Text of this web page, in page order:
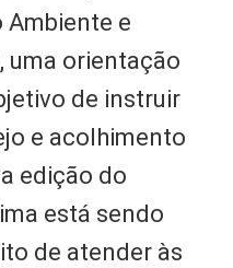
Ambiente e
uma orientação
de instruir
e acolhimento
edição do
está sendo
de atender às